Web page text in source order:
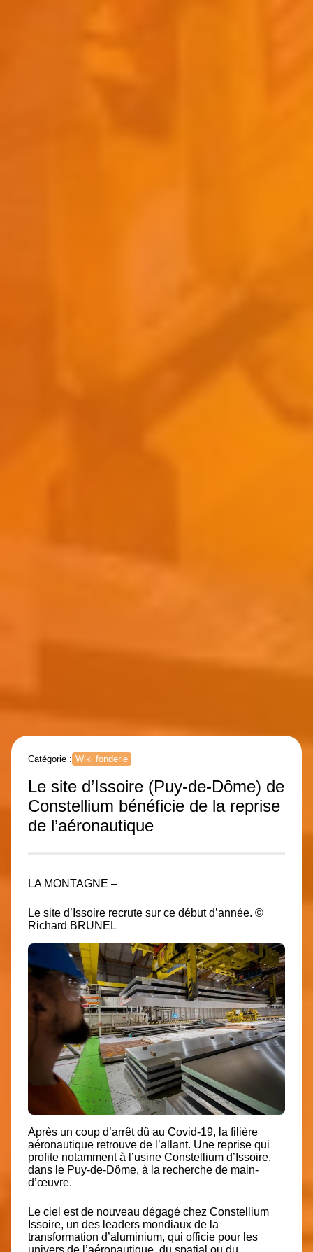
Catégorie : Wiki fonderie
Le site d’Issoire (Puy-de-Dôme) de
Constellium bénéficie de la reprise
de l’aéronautique
LA MONTAGNE –
Le site d’Issoire recrute sur ce début d’année. ©
Richard BRUNEL
Après un coup d’arrêt dû au Covid-19, la filière
aéronautique retrouve de l’allant. Une reprise qui
profite notamment à l’usine Constellium d’Issoire,
dans le Puy-de-Dôme, à la recherche de main-
d’œuvre.
Le ciel est de nouveau dégagé chez Constellium
Issoire, un des leaders mondiaux de la
transformation d’aluminium, qui officie pour les
univers de l’aéronautique, du spatial ou du